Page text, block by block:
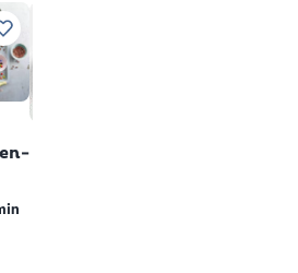
hinzufügen
Zu Lieblingsrezepten hinzufügen